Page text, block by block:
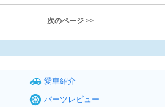
次のページ >>
愛車紹介
パーツレビュー